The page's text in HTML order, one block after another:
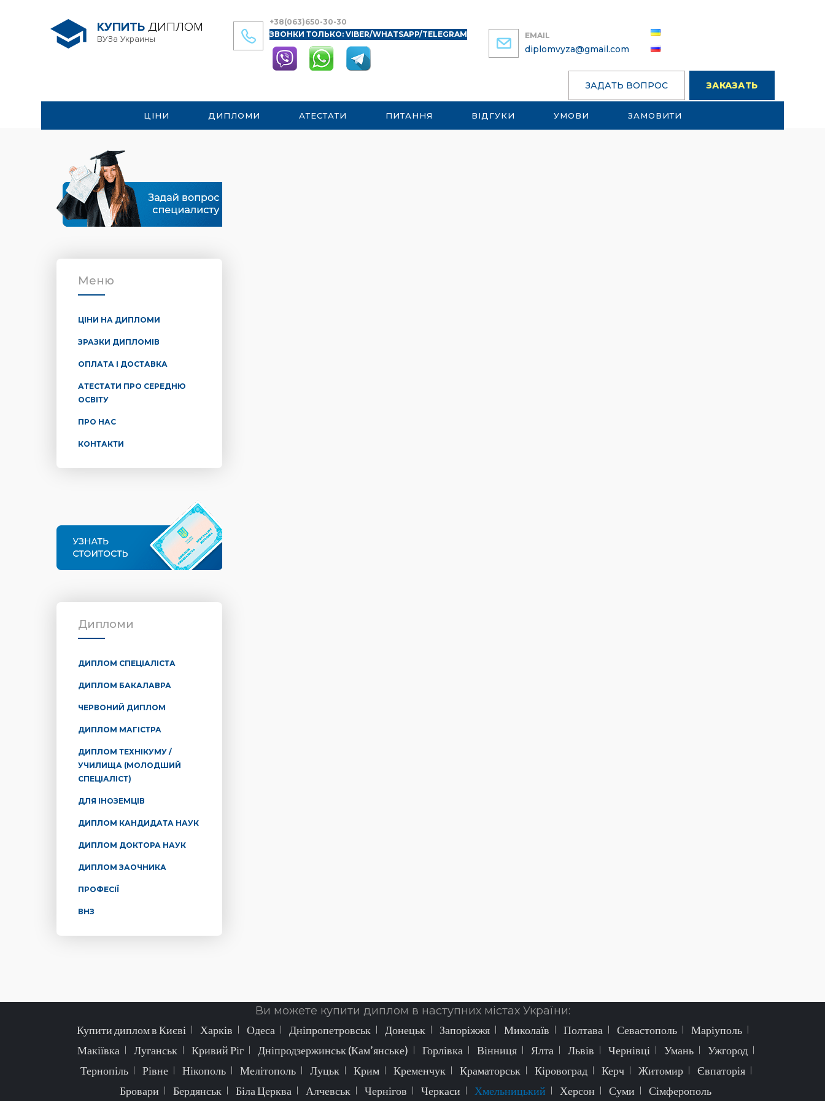
КУПИТЬ ДИПЛОМ
ВУЗа Украины
+38(063)650-30-30
ЗВОНКИ ТОЛЬКО: VIBER/WHATSAPP/TELEGRAM
EMAIL
diplomvyza@gmail.com
ЗАДАТЬ ВОПРОС ЗАКАЗАТЬ
ЦІНИ ДИПЛОМИ АТЕСТАТИ ПИТАННЯ ВІДГУКИ УМОВИ ЗАМОВИТИ
Меню
ЦІНИ НА ДИПЛОМИ
ЗРАЗКИ ДИПЛОМІВ
ОПЛАТА І ДОСТАВКА
АТЕСТАТИ ПРО СЕРЕДНЮ
ОСВІТУ
ПРО НАС
КОНТАКТИ
Дипломи
ДИПЛОМ СПЕЦІАЛІСТА
ДИПЛОМ БАКАЛАВРА
ЧЕРВОНИЙ ДИПЛОМ
ДИПЛОМ МАГІСТРА
ДИПЛОМ ТЕХНІКУМУ /
УЧИЛИЩА (МОЛОДШИЙ
СПЕЦІАЛІСТ)
ДЛЯ ІНОЗЕМЦІВ
ДИПЛОМ КАНДИДАТА НАУК
ДИПЛОМ ДОКТОРА НАУК
ДИПЛОМ ЗАОЧНИКА
ПРОФЕСІЇ
ВНЗ
Ви можете купити диплом в наступних містах України:
Купити диплом в Києві
Харків Одеса Дніпропетровськ Донецьк Запоріжжя Миколаїв Полтава Севастополь
Маріуполь
Макіївка
Луганськ Кривий Ріг Дніпродзержинськ (Кам’янське) Горлівка Вінниця Ялта Львів Чернівці Умань
Ужгород
Тернопіль
Рівне Нікополь Мелітополь Луцьк Крим Кременчук Краматорськ Кіровоград Керч Житомир
Євпаторія
Бровари
Бердянськ Біла Церква Алчевськ Чернігов Черкаси Хмельницький Херсон Суми Сімферополь